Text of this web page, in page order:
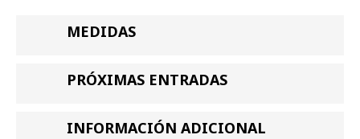
MEDIDAS
PRÓXIMAS ENTRADAS
INFORMACIÓN ADICIONAL